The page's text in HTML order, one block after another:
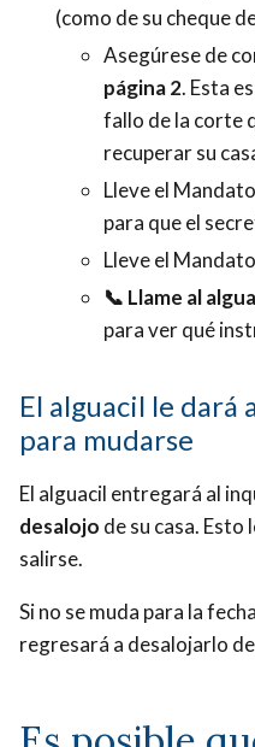
(como de su cheque
Asegúrese de
página 2. Esta
fallo de la corte
recuperar su
Lleve el
para que el
Lleve el
📞 Llame al
para ver qué
El alguacil le dará
para mudarse
El alguacil entregará al
desalojo de su casa. Esto
salirse.
Si no se muda para la
regresará a desalojarlo